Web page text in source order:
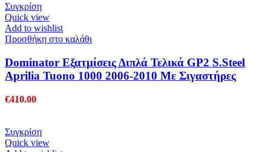
€665.00.
Συγκρίση
Quick view
Add to wishlist
Προσθήκη στο καλάθι
Dominator Εξατμίσεις Διπλά Τελικά GP2 S.Steel
Aprilia Tuono 1000 2006-2010 Με Σιγαστήρες
€410.00
Συγκρίση
Quick view